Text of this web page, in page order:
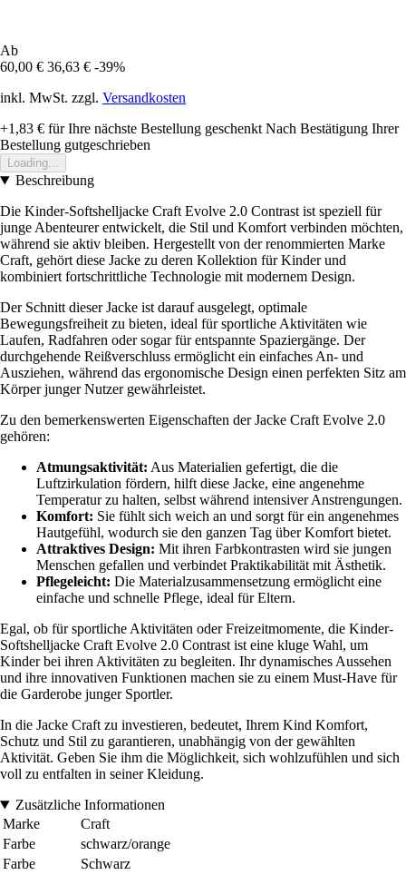
Ab
60,00 € 36,63 € -39%
inkl. MwSt. zzgl. Versandkosten
+1,83 € für Ihre nächste Bestellung geschenkt Nach Bestätigung Ihrer
Bestellung gutgeschrieben
Loading...
Beschreibung
Die Kinder-Softshelljacke Craft Evolve 2.0 Contrast ist speziell für
junge Abenteurer entwickelt, die Stil und Komfort verbinden möchten,
während sie aktiv bleiben. Hergestellt von der renommierten Marke
Craft, gehört diese Jacke zu deren Kollektion für Kinder und
kombiniert fortschrittliche Technologie mit modernem Design.
Der Schnitt dieser Jacke ist darauf ausgelegt, optimale
Bewegungsfreiheit zu bieten, ideal für sportliche Aktivitäten wie
Laufen, Radfahren oder sogar für entspannte Spaziergänge. Der
durchgehende Reißverschluss ermöglicht ein einfaches An- und
Ausziehen, während das ergonomische Design einen perfekten Sitz am
Körper junger Nutzer gewährleistet.
Zu den bemerkenswerten Eigenschaften der Jacke Craft Evolve 2.0
gehören:
Atmungsaktivität: Aus Materialien gefertigt, die die
Luftzirkulation fördern, hilft diese Jacke, eine angenehme
Temperatur zu halten, selbst während intensiver Anstrengungen.
Komfort: Sie fühlt sich weich an und sorgt für ein angenehmes
Hautgefühl, wodurch sie den ganzen Tag über Komfort bietet.
Attraktives Design: Mit ihren Farbkontrasten wird sie jungen
Menschen gefallen und verbindet Praktikabilität mit Ästhetik.
Pflegeleicht: Die Materialzusammensetzung ermöglicht eine
einfache und schnelle Pflege, ideal für Eltern.
Egal, ob für sportliche Aktivitäten oder Freizeitmomente, die Kinder-
Softshelljacke Craft Evolve 2.0 Contrast ist eine kluge Wahl, um
Kinder bei ihren Aktivitäten zu begleiten. Ihr dynamisches Aussehen
und ihre innovativen Funktionen machen sie zu einem Must-Have für
die Garderobe junger Sportler.
In die Jacke Craft zu investieren, bedeutet, Ihrem Kind Komfort,
Schutz und Stil zu garantieren, unabhängig von der gewählten
Aktivität. Geben Sie ihm die Möglichkeit, sich wohlzufühlen und sich
voll zu entfalten in seiner Kleidung.
Zusätzliche Informationen
Marke
Craft
Farbe
schwarz/orange
Farbe
Schwarz